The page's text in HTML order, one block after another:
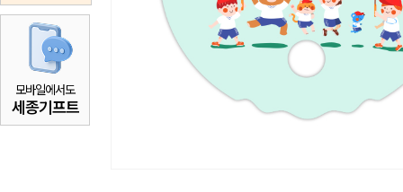
모바일에서도
세종기프트